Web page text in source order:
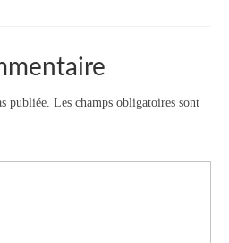
publiée. Les champs obligatoires sont